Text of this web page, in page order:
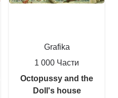
Grafika
1 000 Части
Octopussy and the
Doll's house